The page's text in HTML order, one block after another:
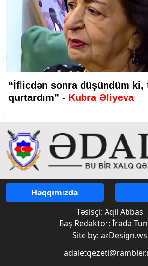
“İflicdən sonra düşündüm ki,
qurtardım” - Kubra Əliyeva
Haqqımızda
Təsisçi: Aqil Abbas
Baş Redaktor: İradə
Site by: azDesign.ws